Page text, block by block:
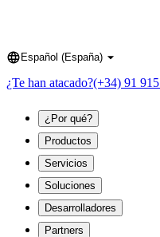
Language
Español (España)
¿Te han atacado?(+34) 91
¿Por qué?
Productos
Servicios
Soluciones
Desarrolladores
Partners